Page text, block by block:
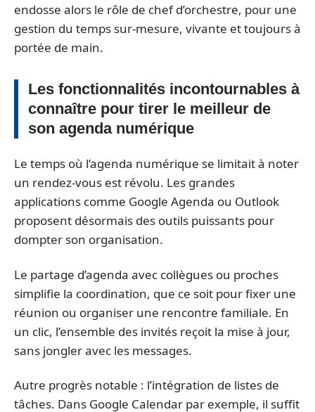
endosse alors le rôle de chef d’orchestre, pour une
gestion du temps sur-mesure, vivante et toujours à
portée de main.
Les fonctionnalités incontournables à
connaître pour tirer le meilleur de
son agenda numérique
Le temps où l’agenda numérique se limitait à noter
un rendez-vous est révolu. Les grandes
applications comme Google Agenda ou Outlook
proposent désormais des outils puissants pour
dompter son organisation.
Le partage d’agenda avec collègues ou proches
simplifie la coordination, que ce soit pour fixer une
réunion ou organiser une rencontre familiale. En
un clic, l’ensemble des invités reçoit la mise à jour,
sans jongler avec les messages.
Autre progrès notable : l’intégration de listes de
tâches. Dans Google Calendar par exemple, il suffit